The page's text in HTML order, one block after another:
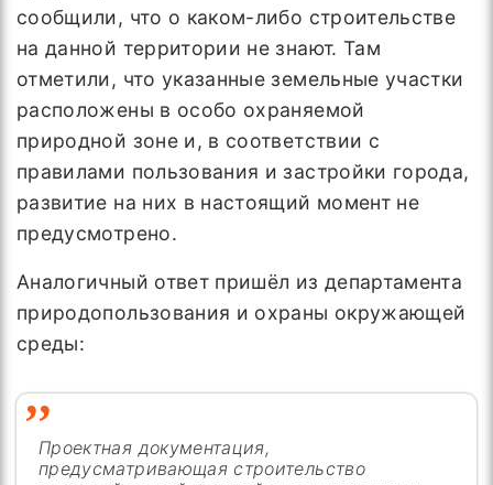
сообщили, что о каком-либо строительстве
на данной территории не знают. Там
отметили, что указанные земельные участки
расположены в особо охраняемой
природной зоне и, в соответствии с
правилами пользования и застройки города,
развитие на них в настоящий момент не
предусмотрено.
Аналогичный ответ пришёл из департамента
природопользования и охраны окружающей
среды:
Проектная документация,
предусматривающая строительство